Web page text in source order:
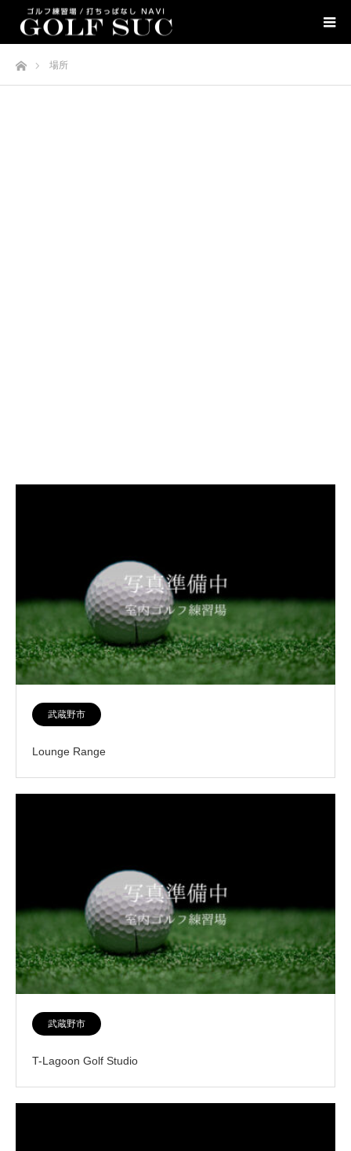
ホーム場所
武蔵野市
Lounge Range
武蔵野市
T-Lagoon Golf Studio